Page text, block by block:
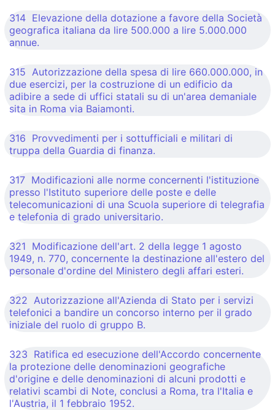
314 Elevazione della dotazione a favore della Società
geografica italiana da lire 500.000 a lire 5.000.000
annue.
315 Autorizzazione della spesa di lire 660.000.000, in
due esercizi, per la costruzione di un edificio da
adibire a sede di uffici statali su di un'area demaniale
sita in Roma via Baiamonti.
316 Provvedimenti per i sottufficiali e militari di
truppa della Guardia di finanza.
317 Modificazioni alle norme concernenti l'istituzione
presso l'Istituto superiore delle poste e delle
telecomunicazioni di una Scuola superiore di telegrafia
e telefonia di grado universitario.
321 Modificazione dell'art. 2 della legge 1 agosto
1949, n. 770, concernente la destinazione all'estero del
personale d'ordine del Ministero degli affari esteri.
322 Autorizzazione all'Azienda di Stato per i servizi
telefonici a bandire un concorso interno per il grado
iniziale del ruolo di gruppo B.
323 Ratifica ed esecuzione dell'Accordo concernente
la protezione delle denominazioni geografiche
d'origine e delle denominazioni di alcuni prodotti e
relativi scambi di Note, conclusi a Roma, tra l'Italia e
l'Austria, il 1 febbraio 1952.